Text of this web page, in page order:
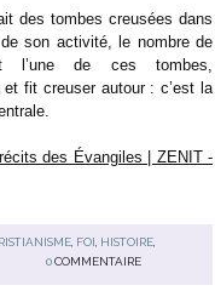
des tombes creusées dans
son activité, le nombre de
l’une de ces tombes,
fit creuser autour : c’est la
des Évangiles | ZENIT -
, FOI HISTOIRE,
0 COMMENTAIRE